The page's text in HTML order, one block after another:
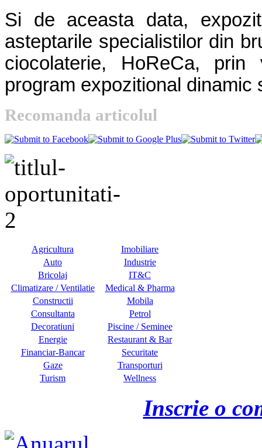
Si de aceasta data,
asteptarile specialistilor din
ciocolaterie, HoReCa,
program expozitional dinamic
Recomanda articolul
Agricultura
Imobiliare
Auto
Industrie
Bricolaj
IT&C
Climatizare / Ventilatie
Medical & Pharma
Constructii
Mobila
Consultanta
Petrol
Decoratiuni
Piscine / Seminee
Energie
Restaurant & Bar
Financiar-Bancar
Securitate
Gaze
Transporturi
Turism
Wellness
Inscrie o